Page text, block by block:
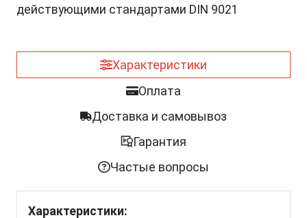
действующими стандартами DIN 9021
Характеристики
Оплата
Доставка и самовывоз
Гарантия
Частые вопросы
Характеристики: